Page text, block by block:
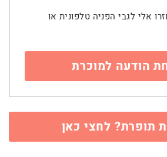
אלי לגבי הפניה טלפונית או
תופרת? לחצי כאן